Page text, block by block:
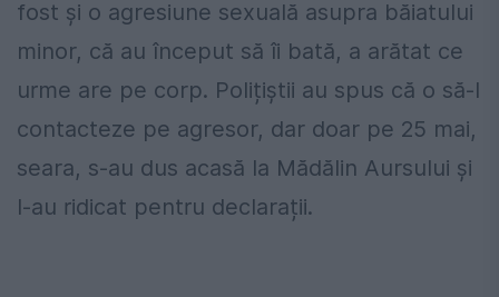
fost și o agresiune sexuală asupra băiatului
minor, că au început să îi bată, a arătat ce
urme are pe corp. Polițiștii au spus că o să-l
contacteze pe agresor, dar doar pe 25 mai,
seara, s-au dus acasă la Mădălin Aursului și
l-au ridicat pentru declarații.